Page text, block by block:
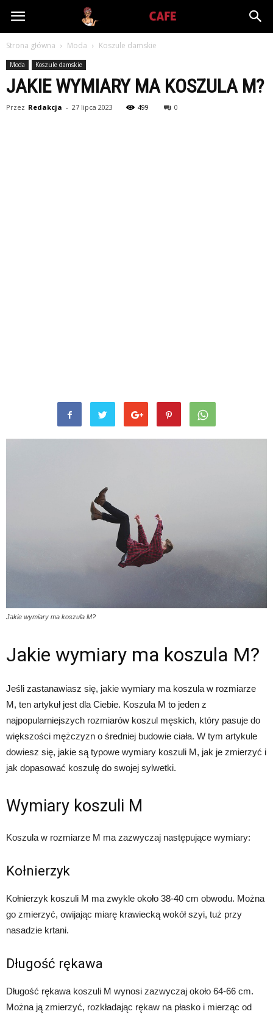
Babiniec-
Strona główna Moda Koszule damskie
Moda Koszule damskie
JAKIE WYMIARY MA KOSZULA M?
Przez Redakcja - 27 lipca 2023 499 0
Jakie wymiary ma koszula M?
Jakie wymiary ma koszula M?
Jeśli zastanawiasz się, jakie wymiary ma koszula w rozmiarze
M, ten artykuł jest dla Ciebie. Koszula M to jeden z
najpopularniejszych rozmiarów koszul męskich, który pasuje do
większości mężczyzn o średniej budowie ciała. W tym artykule
dowiesz się, jakie są typowe wymiary koszuli M, jak je zmierzyć i
jak dopasować koszulę do swojej sylwetki.
Wymiary koszuli M
Koszula w rozmiarze M ma zazwyczaj następujące wymiary:
Kołnierzyk
Kołnierzyk koszuli M ma zwykle około 38-40 cm obwodu. Można
go zmierzyć, owijając miarę krawiecką wokół szyi, tuż przy
nasadzie krtani.
Długość rękawa
Długość rękawa koszuli M wynosi zazwyczaj około 64-66 cm.
Można ją zmierzyć, rozkładając rękaw na płasko i mierząc od